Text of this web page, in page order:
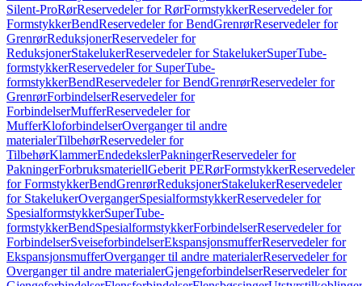
Silent-ProRørReservedeler for RørFormstykkerReservedeler for
FormstykkerBendReservedeler for BendGrenrørReservedeler for
GrenrørReduksjonerReservedeler for
ReduksjonerStakelukerReservedeler for StakelukerSuperTube-
formstykkerReservedeler for SuperTube-
formstykkerBendReservedeler for BendGrenrørReservedeler for
GrenrørForbindelserReservedeler for
ForbindelserMufferReservedeler for
MufferKloforbindelserOverganger til andre
materialerTilbehørReservedeler for
TilbehørKlammerEndedekslerPakningerReservedeler for
PakningerForbruksmateriellGeberit PERørFormstykkerReservedeler
for FormstykkerBendGrenrørReduksjonerStakelukerReservedeler
for StakelukerOvergangerSpesialformstykkerReservedeler for
SpesialformstykkerSuperTube-
formstykkerBendSpesialformstykkerForbindelserReservedeler for
ForbindelserSveiseforbindelserEkspansjonsmufferReservedeler for
EkspansjonsmufferOverganger til andre materialerReservedeler for
Overganger til andre materialerGjengeforbindelserReservedeler for